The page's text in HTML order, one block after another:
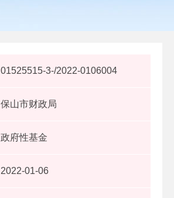
01525515-3-/2022-0106004
保山市财政局
政府性基金
2022-01-06